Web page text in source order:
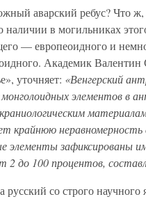
аварский ребус? Что
в могильниках
— европеоидного и
Академик
уточняет: «Венгерский
элементов в
крайнюю неравномерность
элементы зафиксированы
2 до 100 процентов,
русский со строго